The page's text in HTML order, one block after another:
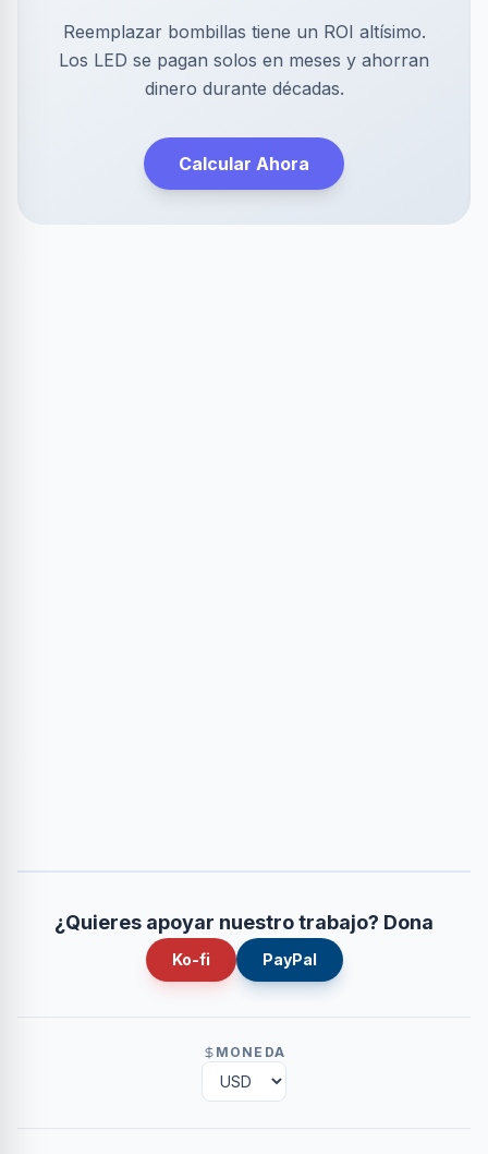
Reemplazar bombillas tiene un ROI altísimo.
Los LED se pagan solos en meses y ahorran
dinero durante décadas.
Calcular Ahora
¿Quieres apoyar nuestro trabajo? Dona
Ko-fi PayPal
MONEDA